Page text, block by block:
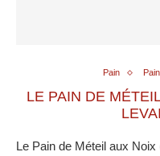
Pain
LE PAIN DE
Le Pain de Méteil aux